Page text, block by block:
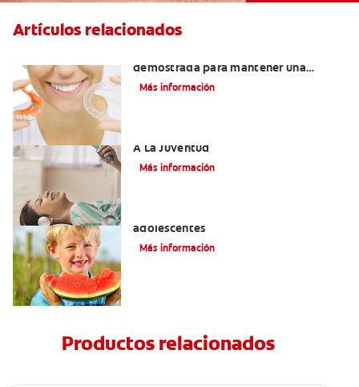
Artículos relacionados
demostrada para mantener una
sonrisa derecha
Más información
A La Juventud
Más información
adolescentes
Más información
Productos relacionados